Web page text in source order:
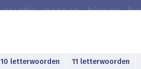
10 letterwoorden 11 letterwoorden